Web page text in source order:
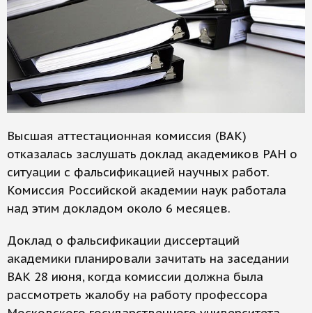
Высшая аттестационная комиссия (ВАК)
отказалась заслушать доклад академиков РАН о
ситуации с фальсификацией научных работ.
Комиссия Российской академии наук работала
над этим докладом около 6 месяцев.
Доклад о фальсификации диссертаций
академики планировали зачитать на заседании
ВАК 28 июня, когда комиссии должна была
рассмотреть жалобу на работу профессора